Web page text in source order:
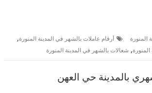
المنورة أرقام عاملات بالشهر في المدينة المنورة,
, شغالات بالشهر في المدينة المنورة
بالمدينة حي العهن